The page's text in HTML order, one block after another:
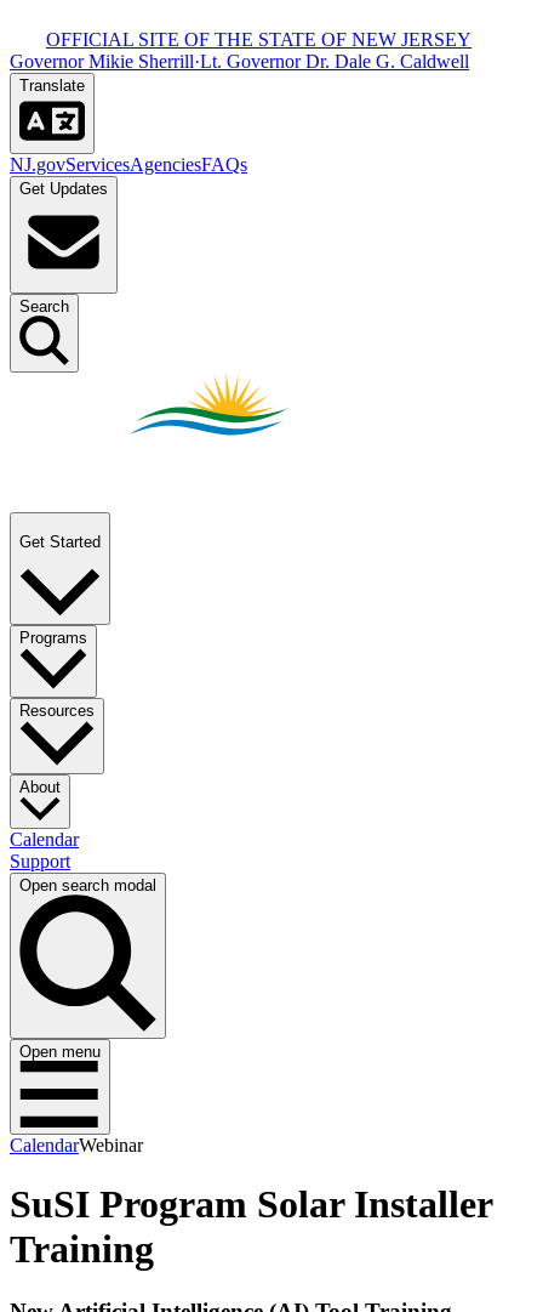
OFFICIAL SITE OF THE STATE OF NEW JERSEY​​​​‌ ‍ ​‍​‍‌‍ ‌ ​‍‌‍‍‌‌‍‌ ‌‍‍‌‌‍ ‍​‍​‍​ ‍‍​‍​‍‌ ​ ‌‍​‌‌‍ ‍‌‍‍‌‌ ‌​‌ ‍‌​‍ ‍‌‍‍‌‌‍ ​‍​‍​‍ ​​‍​‍‌‍‍​‌ ​‍‌‍‌‌‌‍‌‍​‍​‍​ ‍‍​‍​‍‌‍‍​‌ ‌​‌ ‌​‌ ​​​ ‍‍​‍ ​‍ ‌‍ ​‌‍ ‌‍​ ‌‍​‌‌‍ ​‌‍‍​‌‍ ‌ ​ ‌ ‌​​ ‍‍​ ​ ​ ​ ​ ​ ​ ​ ​‍ ‌‍‍‌‌‍ ‍‌ ‌​‌‍‌‌‌‍ ‍‌ ‌​​‍ ‌‍‌‌‌‍‌​‌‍‍‌‌ ‌​​‍ ‌‍ ‌‌‍ ‌‍‌​‌‍‌‌​ ‌‌ ​​‌ ​‍‌‍‌‌‌ ​ ‌‍‌‌‌‍ ‍‌ ‌​‌‍​‌‌ ‌​‌‍‍‌‌‍ ‌‍ ‍​ ‍ ‌‍‍‌‌‍‌​​ ‌‌‍ ‍‌‍‍‍‌​‌ ‌‍ ‌ ‌‍‌​ ​‌‍​‌‌ ‍‌‌‍ ‌ ‌‌‌ ‌​​ ‍ ‌ ‌​‌ ‍‌‌ ​​‌‍‌‌​ ‌‌‍ ‍‌‍‍‍‌‍ ​‌‍​‌‌ ‍‌‌‍ ‌ ‌‌‌ ‌​​ ‍ ‌ ​​‌‍​‌‌ ‌​‌‍‍​​ ‌‌‍‍​‌‍‌‌‌‍​‌‌‍‌​‌‍‌‌‌ ​‍​‍ ‍‌ ​ ‌‍‌‌‌‍​‌‌‍ ​​‍ ‍‌ ‌​‌‍‌‌‌ ‍​‌ ‌​​ ‌‍​‍‌‍​‌‌ ​ ‌‍‌‌‌‌‌‌‌ ​‍‌‍ ​​ ‌‌‍‍​‌ ‌​‌ ‌​‌ ​​​‍‌‌​ ​ ‌​​‌​‍‌‌​ ​‍‌​‌‍​‍‌‌​ ​‍‌​‌‍‌‍ ​‌‍ ‌‍​ ‌‍​‌‌‍ ​‌‍‍​‌‍ ‌ ​ ‌ ‌​​‍‌‌​ ​ ‌​​‌​ ​ ​ ​ ​ ​ ​ ​ ​‍‌‍‌‍‍‌‌‍‌​​ ‌‌‍ ‍‌‍‍‍‌​‌ ‌‍ ‌ ‌‍‌​ ​‌‍​‌‌ ‍‌‌‍ ‌ ‌‌‌ ‌​​‍‌‍‌ ‌​‌ ‍‌‌ ​​‌‍‌‌​ ‌‌‍ ‍‌‍‍‍‌‍ ​‌‍​‌‌ ‍‌‌‍ ‌ ‌‌‌ ‌​​‍‌‍‌ ​​‌‍​‌‌ ‌​‌‍‍​​ ‌‌‍‍​‌‍‌‌‌‍​‌‌‍‌​‌‍‌‌‌ ​‍​‍ ‍‌ ​ ‌‍‌‌‌‍​‌‌‍ ​​‍ ‍‌ ‌​‌‍‌‌‌ ‍​‌ ‌​​‍‌‍‌ ​​‌‍‌‌‌ ​‍‌ ​ ‌ ​​‌‍‌‌‌‍​ ‌ ‌​‌‍‍‌‌ ‌‍‌‍‌‌​ ‌‌ ​​‌ ‌‌‌‍​‍‌‍ ​‌‍‍‌‌ ​ ‌‍‍​‌‍‌‌‌‍‌​​‍​‍‌ ‌
Governor Mikie Sherrill​​​​‌ ‍ ​‍​‍‌‍ ‌ ​‍‌‍‍‌‌‍‌ ‌‍‍‌‌‍ ‍​‍​‍​ ‍‍​‍​‍‌ ​ ‌‍​‌‌‍ ‍‌‍‍‌‌ ‌​‌ ‍‌​‍ ‍‌‍‍‌‌‍ ​‍​‍​‍ ​​‍​‍‌‍‍​‌ ​‍‌‍‌‌‌‍‌‍​‍​‍​ ‍‍​‍​‍‌‍‍​‌ ‌​‌ ‌​‌ ​​​ ‍‍​‍ ​‍ ‌‍ ​‌‍ ‌‍​ ‌‍​‌‌‍ ​‌‍‍​‌‍ ‌ ​ ‌ ‌​​ ‍‍​ ​ ​ ​ ​ ​ ​ ​ ​‍ ‌‍‍‌‌‍ ‍‌ ‌​‌‍‌‌‌‍ ‍‌ ‌​​‍ ‌‍‌‌‌‍‌​‌‍‍‌‌ ‌​​‍ ‌‍ ‌‌‍ ‌‍‌​‌‍‌‌​ ‌‌ ​​‌ ​‍‌‍‌‌‌ ​ ‌‍‌‌‌‍ ‍‌ ‌​‌‍​‌‌ ‌​‌‍‍‌‌‍ ‌‍ ‍​ ‍ ‌‍‍‌‌‍‌​​ ‌‌‍ ‍‌‍‍‍‌​‌ ‌‍ ‌ ‌‍‌​ ​‌‍​‌‌ ‍‌‌‍ ‌ ‌‌‌ ‌​​ ‍ ‌ ‌​‌ ‍‌‌ ​​‌‍‌‌​ ‌‌‍ ‍‌‍‍‍‌‍ ​‌‍​‌‌ ‍‌‌‍ ‌ ‌‌‌ ‌​​ ‍ ‌ ​​‌‍​‌‌ ‌​‌‍‍​​ ‌‌‍‍​‌‍‌‌‌‍​‌‌‍‌​‌‍‌‌‌ ​‍​‍ ‍‌‍ ​‌‍‌‌‌‍​‌‌‍‌​‌‍‌‌‌ ​‍‌ ​ ​‍ ‍‌‍‌ ‌‍ ‌ ‌‍‌‍‌‌‌ ​‍‌‍ ‍‌‍ ‌ ​‍​ ‌‍​‍‌‍​‌‌ ​ ‌‍‌‌‌‌‌‌‌ ​‍‌‍ ​​ ‌‌‍‍​‌ ‌​‌ ‌​‌ ​​​‍‌‌​ ​ ‌​​‌​‍‌‌​ ​‍‌​‌‍​‍‌‌​ ​‍‌​‌‍‌‍ ​‌‍ ‌‍​ ‌‍​‌‌‍ ​‌‍‍​‌‍ ‌ ​ ‌ ‌​​‍‌‌​ ​ ‌​​‌​ ​ ​ ​ ​ ​ ​ ​ ​‍‌‍‌‍‍‌‌‍‌​​ ‌‌‍ ‍‌‍‍‍‌​‌ ‌‍ ‌ ‌‍‌​ ​‌‍​‌‌ ‍‌‌‍ ‌ ‌‌‌ ‌​​‍‌‍‌ ‌​‌ ‍‌‌ ​​‌‍‌‌​ ‌‌‍ ‍‌‍‍‍‌‍ ​‌‍​‌‌ ‍‌‌‍ ‌ ‌‌‌ ‌​​‍‌‍‌ ​​‌‍​‌‌ ‌​‌‍‍​​ ‌‌‍‍​‌‍‌‌‌‍​‌‌‍‌​‌‍‌‌‌ ​‍​‍ ‍‌‍ ​‌‍‌‌‌‍​‌‌‍‌​‌‍‌‌‌ ​‍‌ ​ ​‍ ‍‌‍‌ ‌‍ ‌ ‌‍‌‍‌‌‌ ​‍‌‍ ‍‌‍ ‌ ​‍​‍‌‍‌ ​​‌‍‌‌‌ ​‍‌ ​ ‌ ​​‌‍‌‌‌‍​ ‌ ‌​‌‍‍‌‌ ‌‍‌‍‌‌​ ‌‌ ​​‌ ‌‌‌‍​‍‌‍ ​‌‍‍‌‌ ​ ‌‍‍​‌‍‌‌‌‍‌​​‍​‍‌ ‌·Lt. Governor Dr. Dale G. Caldwell​​​​‌ ‍ ​‍​‍‌‍ ‌ ​‍‌‍‍‌‌‍‌ ‌‍‍‌‌‍ ‍​‍​‍​ ‍‍​‍​‍‌ ​ ‌‍​‌‌‍ ‍‌‍‍‌‌ ‌​‌ ‍‌​‍ ‍‌‍‍‌‌‍ ​‍​‍​‍ ​​‍​‍‌‍‍​‌ ​‍‌‍‌‌‌‍‌‍​‍​‍​ ‍‍​‍​‍‌‍‍​‌ ‌​‌ ‌​‌ ​​​ ‍‍​‍ ​‍ ‌‍ ​‌‍ ‌‍​ ‌‍​‌‌‍ ​‌‍‍​‌‍ ‌ ​ ‌ ‌​​ ‍‍​ ​ ​ ​ ​ ​ ​ ​ ​‍ ‌‍‍‌‌‍ ‍‌ ‌​‌‍‌‌‌‍ ‍‌ ‌​​‍ ‌‍‌‌‌‍‌​‌‍‍‌‌ ‌​​‍ ‌‍ ‌‌‍ ‌‍‌​‌‍‌‌​ ‌‌ ​​‌ ​‍‌‍‌‌‌ ​ ‌‍‌‌‌‍ ‍‌ ‌​‌‍​‌‌ ‌​‌‍‍‌‌‍ ‌‍ ‍​ ‍ ‌‍‍‌‌‍‌​​ ‌‌‍ ‍‌‍‍‍‌​‌ ‌‍ ‌ ‌‍‌​ ​‌‍​‌‌ ‍‌‌‍ ‌ ‌‌‌ ‌​​ ‍ ‌ ‌​‌ ‍‌‌ ​​‌‍‌‌​ ‌‌‍ ‍‌‍‍‍‌‍ ​‌‍​‌‌ ‍‌‌‍ ‌ ‌‌‌ ‌​​ ‍ ‌ ​​‌‍​‌‌ ‌​‌‍‍​​ ‌‌‍‍​‌‍‌‌‌‍​‌‌‍‌​‌‍‌‌‌ ​‍​‍ ‍‌‍ ​‌‍‌‌‌‍​‌‌‍‌​‌‍‌‌‌ ​‍‌ ​ ​‍ ‍‌‍ ​‌ ‌​‌​‌ ‌‍ ‌ ‌‍‌‍‌‌‌ ​‍‌‍ ‍‌‍ ‌ ​‍​ ‌‍​‍‌‍​‌‌ ​ ‌‍‌‌‌‌‌‌‌ ​‍‌‍ ​​ ‌‌‍‍​‌ ‌​‌ ‌​‌ ​​​‍‌‌​ ​ ‌​​‌​‍‌‌​ ​‍‌​‌‍​‍‌‌​ ​‍‌​‌‍‌‍ ​‌‍ ‌‍​ ‌‍​‌‌‍ ​‌‍‍​‌‍ ‌ ​ ‌ ‌​​‍‌‌​ ​ ‌​​‌​ ​ ​ ​ ​ ​ ​ ​ ​‍‌‍‌‍‍‌‌‍‌​​ ‌‌‍ ‍‌‍‍‍‌​‌ ‌‍ ‌ ‌‍‌​ ​‌‍​‌‌ ‍‌‌‍ ‌ ‌‌‌ ‌​​‍‌‍‌ ‌​‌ ‍‌‌ ​​‌‍‌‌​ ‌‌‍ ‍‌‍‍‍‌‍ ​‌‍​‌‌ ‍‌‌‍ ‌ ‌‌‌ ‌​​‍‌‍‌ ​​‌‍​‌‌ ‌​‌‍‍​​ ‌‌‍‍​‌‍‌‌‌‍​‌‌‍‌​‌‍‌‌‌ ​‍​‍ ‍‌‍ ​‌‍‌‌‌‍​‌‌‍‌​‌‍‌‌‌ ​‍‌ ​ ​‍ ‍‌‍ ​‌ ‌​‌​‌ ‌‍ ‌ ‌‍‌‍‌‌‌ ​‍‌‍ ‍‌‍ ‌ ​‍​‍‌‍‌ ​​‌‍‌‌‌ ​‍‌ ​ ‌ ​​‌‍‌‌‌‍​ ‌ ‌​‌‍‍‌‌ ‌‍‌‍‌‌​ ‌‌ ​​‌ ‌‌‌‍​‍‌‍ ​‌‍‍‌‌ ​ ‌‍‍​‌‍‌‌‌‍‌​​‍​‍‌ ‌
Translate​​​​‌ ‍ ​‍​‍‌‍ ‌ ​‍‌‍‍‌‌‍‌ ‌‍‍‌‌‍ ‍​‍​‍​ ‍‍​‍​‍‌ ​ ‌‍​‌‌‍ ‍‌‍‍‌‌ ‌​‌ ‍‌​‍ ‍‌‍‍‌‌‍ ​‍​‍​‍ ​​‍​‍‌‍‍​‌ ​‍‌‍‌‌‌‍‌‍​‍​‍​ ‍‍​‍​‍‌‍‍​‌ ‌​‌ ‌​‌ ​​​ ‍‍​‍ ​‍ ‌‍ ​‌‍ ‌‍​ ‌‍​‌‌‍ ​‌‍‍​‌‍ ‌ ​ ‌ ‌​​ ‍‍​ ​ ​ ​ ​ ​ ​ ​ ​‍ ‌‍‍‌‌‍ ‍‌ ‌​‌‍‌‌‌‍ ‍‌ ‌​​‍ ‌‍‌‌‌‍‌​‌‍‍‌‌ ‌​​‍ ‌‍ ‌‌‍ ‌‍‌​‌‍‌‌​ ‌‌ ​​‌ ​‍‌‍‌‌‌ ​ ‌‍‌‌‌‍ ‍‌ ‌​‌‍​‌‌ ‌​‌‍‍‌‌‍ ‌‍ ‍​ ‍ ‌‍‍‌‌‍‌​​ ‌‌‍ ‍‌‍‍‍‌​‌ ‌‍ ‌ ‌‍‌​ ​‌‍​‌‌ ‍‌‌‍ ‌ ‌‌‌ ‌​​ ‍ ‌ ‌​‌ ‍‌‌ ​​‌‍‌‌​ ‌‌‍ ‍‌‍‍‍‌‍ ​‌‍​‌‌ ‍‌‌‍ ‌ ‌‌‌ ‌​​ ‍ ‌ ​​‌‍​‌‌ ‌​‌‍‍​​ ‌‌‍‍​‌‍‌‌‌‍​‌‌‍‌​‌‍‌‌‌ ​‍​‍ ‍‌ ‌​‌ ​‍‌‍​‌‌‍ ‍‌ ​ ‌‍ ​‌‍​‌‌ ‌​‌‍‍‌‌‍ ‌‍ ‍‌ ​ ​‍ ‍‌‍​‍‌ ‌​‌‍ ‍​ ‌‍​‍‌‍​‌‌ ​ ‌‍‌‌‌‌‌‌‌ ​‍‌‍ ​​ ‌‌‍‍​‌ ‌​‌ ‌​‌ ​​​‍‌‌​ ​ ‌​​‌​‍‌‌​ ​‍‌​‌‍​‍‌‌​ ​‍‌​‌‍‌‍ ​‌‍ ‌‍​ ‌‍​‌‌‍ ​‌‍‍​‌‍ ‌ ​ ‌ ‌​​‍‌‌​ ​ ‌​​‌​ ​ ​ ​ ​ ​ ​ ​ ​‍‌‍‌‍‍‌‌‍‌​​ ‌‌‍ ‍‌‍‍‍‌​‌ ‌‍ ‌ ‌‍‌​ ​‌‍​‌‌ ‍‌‌‍ ‌ ‌‌‌ ‌​​‍‌‍‌ ‌​‌ ‍‌‌ ​​‌‍‌‌​ ‌‌‍ ‍‌‍‍‍‌‍ ​‌‍​‌‌ ‍‌‌‍ ‌ ‌‌‌ ‌​​‍‌‍‌ ​​‌‍​‌‌ ‌​‌‍‍​​ ‌‌‍‍​‌‍‌‌‌‍​‌‌‍‌​‌‍‌‌‌ ​‍​‍ ‍‌ ‌​‌ ​‍‌‍​‌‌‍ ‍‌ ​ ‌‍ ​‌‍​‌‌ ‌​‌‍‍‌‌‍ ‌‍ ‍‌ ​ ​‍ ‍‌‍​‍‌ ‌​‌‍ ‍​‍‌‍‌ ​​‌‍‌‌‌ ​‍‌ ​ ‌ ​​‌‍‌‌‌‍​ ‌ ‌​‌‍‍‌‌ ‌‍‌‍‌‌​ ‌‌ ​​‌ ‌‌‌‍​‍‌‍ ​‌‍‍‌‌ ​ ‌‍‍​‌‍‌‌‌‍‌​​‍​‍‌ ‌
NJ.gov​​​​‌ ‍ ​‍​‍‌‍ ‌ ​‍‌‍‍‌‌‍‌ ‌‍‍‌‌‍ ‍​‍​‍​ ‍‍​‍​‍‌ ​ ‌‍​‌‌‍ ‍‌‍‍‌‌ ‌​‌ ‍‌​‍ ‍‌‍‍‌‌‍ ​‍​‍​‍ ​​‍​‍‌‍‍​‌ ​‍‌‍‌‌‌‍‌‍​‍​‍​ ‍‍​‍​‍‌‍‍​‌ ‌​‌ ‌​‌ ​​​ ‍‍​‍ ​‍ ‌‍ ​‌‍ ‌‍​ ‌‍​‌‌‍ ​‌‍‍​‌‍ ‌ ​ ‌ ‌​​ ‍‍​ ​ ​ ​ ​ ​ ​ ​ ​‍ ‌‍‍‌‌‍ ‍‌ ‌​‌‍‌‌‌‍ ‍‌ ‌​​‍ ‌‍‌‌‌‍‌​‌‍‍‌‌ ‌​​‍ ‌‍ ‌‌‍ ‌‍‌​‌‍‌‌​ ‌‌ ​​‌ ​‍‌‍‌‌‌ ​ ‌‍‌‌‌‍ ‍‌ ‌​‌‍​‌‌ ‌​‌‍‍‌‌‍ ‌‍ ‍​ ‍ ‌‍‍‌‌‍‌​​ ‌‌‍ ‍‌‍‍‍‌​‌ ‌‍ ‌ ‌‍‌​ ​‌‍​‌‌ ‍‌‌‍ ‌ ‌‌‌ ‌​​ ‍ ‌ ‌​‌ ‍‌‌ ​​‌‍‌‌​ ‌‌‍ ‍‌‍‍‍‌‍ ​‌‍​‌‌ ‍‌‌‍ ‌ ‌‌‌ ‌​​ ‍ ‌ ​​‌‍​‌‌ ‌​‌‍‍​​ ‌‌‍‍​‌‍‌‌‌‍​‌‌‍‌​‌‍‌‌‌ ​‍​‍ ‍‌‍ ​‌‍‍‌‌‍ ‍‌‍‍ ‌ ​ ​‍‌‌​ ‌‌‌​​‍‌‌ ‌‍‍ ‌‍‌‌‌ ‍‌​‍‌‌​ ​ ‌​‌​​‍‌‌​ ​ ‌​‌​​‍‌‌​ ​‍​ ​‍​ ​‍‌‍‌‍‌‍​ ‌‍​ ​ ​ ‌‍​‍​ ‍​‌‍‌‌​ ​​​ ​ ‌‍​‍​ ​​​‍‌‌​ ​‍​ ​‍​‍‌‌​ ‌‌‌​‌​​‍ ‍‌ ‌​‌‍‌‌‌ ‍​‌ ‌​​ ‌‍​‍‌‍​‌‌ ​ ‌‍‌‌‌‌‌‌‌ ​‍‌‍ ​​ ‌‌‍‍​‌ ‌​‌ ‌​‌ ​​​‍‌‌​ ​ ‌​​‌​‍‌‌​ ​‍‌​‌‍​‍‌‌​ ​‍‌​‌‍‌‍ ​‌‍ ‌‍​ ‌‍​‌‌‍ ​‌‍‍​‌‍ ‌ ​ ‌ ‌​​‍‌‌​ ​ ‌​​‌​ ​ ​ ​ ​ ​ ​ ​ ​‍‌‍‌‍‍‌‌‍‌​​ ‌‌‍ ‍‌‍‍‍‌​‌ ‌‍ ‌ ‌‍‌​ ​‌‍​‌‌ ‍‌‌‍ ‌ ‌‌‌ ‌​​‍‌‍‌ ‌​‌ ‍‌‌ ​​‌‍‌‌​ ‌‌‍ ‍‌‍‍‍‌‍ ​‌‍​‌‌ ‍‌‌‍ ‌ ‌‌‌ ‌​​‍‌‍‌ ​​‌‍​‌‌ ‌​‌‍‍​​ ‌‌‍‍​‌‍‌‌‌‍​‌‌‍‌​‌‍‌‌‌ ​‍​‍ ‍‌‍ ​‌‍‍‌‌‍ ‍‌‍‍ ‌ ​ ​‍‌‌​ ‌‌‌​​‍‌‌ ‌‍‍ ‌‍‌‌‌ ‍‌​‍‌‌​ ​ ‌​‌​​‍‌‌​ ​ ‌​‌​​‍‌‌​ ​‍​ ​‍​ ​‍‌‍‌‍‌‍​ ‌‍​ ​ ​ ‌‍​‍​ ‍​‌‍‌‌​ ​​​ ​ ‌‍​‍​ ​​​‍‌‌​ ​‍​ ​‍​‍‌‌​ ‌‌‌​‌​​‍ ‍‌ ‌​‌‍‌‌‌ ‍​‌ ‌​​‍‌‍‌ ​​‌‍‌‌‌ ​‍‌ ​ ‌ ​​‌‍‌‌‌‍​ ‌ ‌​‌‍‍‌‌ ‌‍‌‍‌‌​ ‌‌ ​​‌ ‌‌‌‍​‍‌‍ ​‌‍‍‌‌ ​ ‌‍‍​‌‍‌‌‌‍‌​​‍​‍‌ ‌Services​​​​‌ ‍ ​‍​‍‌‍ ‌ ​‍‌‍‍‌‌‍‌ ‌‍‍‌‌‍ ‍​‍​‍​ ‍‍​‍​‍‌ ​ ‌‍​‌‌‍ ‍‌‍‍‌‌ ‌​‌ ‍‌​‍ ‍‌‍‍‌‌‍ ​‍​‍​‍ ​​‍​‍‌‍‍​‌ ​‍‌‍‌‌‌‍‌‍​‍​‍​ ‍‍​‍​‍‌‍‍​‌ ‌​‌ ‌​‌ ​​​ ‍‍​‍ ​‍ ‌‍ ​‌‍ ‌‍​ ‌‍​‌‌‍ ​‌‍‍​‌‍ ‌ ​ ‌ ‌​​ ‍‍​ ​ ​ ​ ​ ​ ​ ​ ​‍ ‌‍‍‌‌‍ ‍‌ ‌​‌‍‌‌‌‍ ‍‌ ‌​​‍ ‌‍‌‌‌‍‌​‌‍‍‌‌ ‌​​‍ ‌‍ ‌‌‍ ‌‍‌​‌‍‌‌​ ‌‌ ​​‌ ​‍‌‍‌‌‌ ​ ‌‍‌‌‌‍ ‍‌ ‌​‌‍​‌‌ ‌​‌‍‍‌‌‍ ‌‍ ‍​ ‍ ‌‍‍‌‌‍‌​​ ‌‌‍ ‍‌‍‍‍‌​‌ ‌‍ ‌ ‌‍‌​ ​‌‍​‌‌ ‍‌‌‍ ‌ ‌‌‌ ‌​​ ‍ ‌ ‌​‌ ‍‌‌ ​​‌‍‌‌​ ‌‌‍ ‍‌‍‍‍‌‍ ​‌‍​‌‌ ‍‌‌‍ ‌ ‌‌‌ ‌​​ ‍ ‌ ​​‌‍​‌‌ ‌​‌‍‍​​ ‌‌‍‍​‌‍‌‌‌‍​‌‌‍‌​‌‍‌‌‌ ​‍​‍ ‍‌‍ ​‌‍‍‌‌‍ ‍‌‍‍ ‌ ​ ​‍‌‌​ ‌‌‌​​‍‌‌ ‌‍‍ ‌‍‌‌‌ ‍‌​‍‌‌​ ​ ‌​‌​​‍‌‌​ ​ ‌​‌​​‍‌‌​ ​‍​ ​‍​ ​‍​ ‍​​ ‌ ​ ‍‌​ ​‍‌‍​ ‌‍​ ‌‍‌‍​ ​ ​ ‌ ​ ‌​​ ‌​​‍‌‌​ ​‍​ ​‍​‍‌‌​ ‌‌‌​‌​​‍ ‍‌ ‌​‌‍‌‌‌ ‍​‌ ‌​​ ‌‍​‍‌‍​‌‌ ​ ‌‍‌‌‌‌‌‌‌ ​‍‌‍ ​​ ‌‌‍‍​‌ ‌​‌ ‌​‌ ​​​‍‌‌​ ​ ‌​​‌​‍‌‌​ ​‍‌​‌‍​‍‌‌​ ​‍‌​‌‍‌‍ ​‌‍ ‌‍​ ‌‍​‌‌‍ ​‌‍‍​‌‍ ‌ ​ ‌ ‌​​‍‌‌​ ​ ‌​​‌​ ​ ​ ​ ​ ​ ​ ​ ​‍‌‍‌‍‍‌‌‍‌​​ ‌‌‍ ‍‌‍‍‍‌​‌ ‌‍ ‌ ‌‍‌​ ​‌‍​‌‌ ‍‌‌‍ ‌ ‌‌‌ ‌​​‍‌‍‌ ‌​‌ ‍‌‌ ​​‌‍‌‌​ ‌‌‍ ‍‌‍‍‍‌‍ ​‌‍​‌‌ ‍‌‌‍ ‌ ‌‌‌ ‌​​‍‌‍‌ ​​‌‍​‌‌ ‌​‌‍‍​​ ‌‌‍‍​‌‍‌‌‌‍​‌‌‍‌​‌‍‌‌‌ ​‍​‍ ‍‌‍ ​‌‍‍‌‌‍ ‍‌‍‍ ‌ ​ ​‍‌‌​ ‌‌‌​​‍‌‌ ‌‍‍ ‌‍‌‌‌ ‍‌​‍‌‌​ ​ ‌​‌​​‍‌‌​ ​ ‌​‌​​‍‌‌​ ​‍​ ​‍​ ​‍​ ‍​​ ‌ ​ ‍‌​ ​‍‌‍​ ‌‍​ ‌‍‌‍​ ​ ​ ‌ ​ ‌​​ ‌​​‍‌‌​ ​‍​ ​‍​‍‌‌​ ‌‌‌​‌​​‍ ‍‌ ‌​‌‍‌‌‌ ‍​‌ ‌​​‍‌‍‌ ​​‌‍‌‌‌ ​‍‌ ​ ‌ ​​‌‍‌‌‌‍​ ‌ ‌​‌‍‍‌‌ ‌‍‌‍‌‌​ ‌‌ ​​‌ ‌‌‌‍​‍‌‍ ​‌‍‍‌‌ ​ ‌‍‍​‌‍‌‌‌‍‌​​‍​‍‌ ‌Agencies​​​​‌ ‍ ​‍​‍‌‍ ‌ ​‍‌‍‍‌‌‍‌ ‌‍‍‌‌‍ ‍​‍​‍​ ‍‍​‍​‍‌ ​ ‌‍​‌‌‍ ‍‌‍‍‌‌ ‌​‌ ‍‌​‍ ‍‌‍‍‌‌‍ ​‍​‍​‍ ​​‍​‍‌‍‍​‌ ​‍‌‍‌‌‌‍‌‍​‍​‍​ ‍‍​‍​‍‌‍‍​‌ ‌​‌ ‌​‌ ​​​ ‍‍​‍ ​‍ ‌‍ ​‌‍ ‌‍​ ‌‍​‌‌‍ ​‌‍‍​‌‍ ‌ ​ ‌ ‌​​ ‍‍​ ​ ​ ​ ​ ​ ​ ​ ​‍ ‌‍‍‌‌‍ ‍‌ ‌​‌‍‌‌‌‍ ‍‌ ‌​​‍ ‌‍‌‌‌‍‌​‌‍‍‌‌ ‌​​‍ ‌‍ ‌‌‍ ‌‍‌​‌‍‌‌​ ‌‌ ​​‌ ​‍‌‍‌‌‌ ​ ‌‍‌‌‌‍ ‍‌ ‌​‌‍​‌‌ ‌​‌‍‍‌‌‍ ‌‍ ‍​ ‍ ‌‍‍‌‌‍‌​​ ‌‌‍ ‍‌‍‍‍‌​‌ ‌‍ ‌ ‌‍‌​ ​‌‍​‌‌ ‍‌‌‍ ‌ ‌‌‌ ‌​​ ‍ ‌ ‌​‌ ‍‌‌ ​​‌‍‌‌​ ‌‌‍ ‍‌‍‍‍‌‍ ​‌‍​‌‌ ‍‌‌‍ ‌ ‌‌‌ ‌​​ ‍ ‌ ​​‌‍​‌‌ ‌​‌‍‍​​ ‌‌‍‍​‌‍‌‌‌‍​‌‌‍‌​‌‍‌‌‌ ​‍​‍ ‍‌‍ ​‌‍‍‌‌‍ ‍‌‍‍ ‌ ​ ​‍‌‌​ ‌‌‌​​‍‌‌ ‌‍‍ ‌‍‌‌‌ ‍‌​‍‌‌​ ​ ‌​‌​​‍‌‌​ ​ ‌​‌​​‍‌‌​ ​‍​ ​‍​ ‌ ‌‍‌​​ ​‌‌‍‌‍​ ​ ​ ​​‌‍​ ‌‍​‍​ ‌ ‌‍‌​​ ‍​​ ​ ​‍‌‌​ ​‍​ ​‍​‍‌‌​ ‌‌‌​‌​​‍ ‍‌ ‌​‌‍‌‌‌ ‍​‌ ‌​​ ‌‍​‍‌‍​‌‌ ​ ‌‍‌‌‌‌‌‌‌ ​‍‌‍ ​​ ‌‌‍‍​‌ ‌​‌ ‌​‌ ​​​‍‌‌​ ​ ‌​​‌​‍‌‌​ ​‍‌​‌‍​‍‌‌​ ​‍‌​‌‍‌‍ ​‌‍ ‌‍​ ‌‍​‌‌‍ ​‌‍‍​‌‍ ‌ ​ ‌ ‌​​‍‌‌​ ​ ‌​​‌​ ​ ​ ​ ​ ​ ​ ​ ​‍‌‍‌‍‍‌‌‍‌​​ ‌‌‍ ‍‌‍‍‍‌​‌ ‌‍ ‌ ‌‍‌​ ​‌‍​‌‌ ‍‌‌‍ ‌ ‌‌‌ ‌​​‍‌‍‌ ‌​‌ ‍‌‌ ​​‌‍‌‌​ ‌‌‍ ‍‌‍‍‍‌‍ ​‌‍​‌‌ ‍‌‌‍ ‌ ‌‌‌ ‌​​‍‌‍‌ ​​‌‍​‌‌ ‌​‌‍‍​​ ‌‌‍‍​‌‍‌‌‌‍​‌‌‍‌​‌‍‌‌‌ ​‍​‍ ‍‌‍ ​‌‍‍‌‌‍ ‍‌‍‍ ‌ ​ ​‍‌‌​ ‌‌‌​​‍‌‌ ‌‍‍ ‌‍‌‌‌ ‍‌​‍‌‌​ ​ ‌​‌​​‍‌‌​ ​ ‌​‌​​‍‌‌​ ​‍​ ​‍​ ‌ ‌‍‌​​ ​‌‌‍‌‍​ ​ ​ ​​‌‍​ ‌‍​‍​ ‌ ‌‍‌​​ ‍​​ ​ ​‍‌‌​ ​‍​ ​‍​‍‌‌​ ‌‌‌​‌​​‍ ‍‌ ‌​‌‍‌‌‌ ‍​‌ ‌​​‍‌‍‌ ​​‌‍‌‌‌ ​‍‌ ​ ‌ ​​‌‍‌‌‌‍​ ‌ ‌​‌‍‍‌‌ ‌‍‌‍‌‌​ ‌‌ ​​‌ ‌‌‌‍​‍‌‍ ​‌‍‍‌‌ ​ ‌‍‍​‌‍‌‌‌‍‌​​‍​‍‌ ‌FAQs​​​​‌ ‍ ​‍​‍‌‍ ‌ ​‍‌‍‍‌‌‍‌ ‌‍‍‌‌‍ ‍​‍​‍​ ‍‍​‍​‍‌ ​ ‌‍​‌‌‍ ‍‌‍‍‌‌ ‌​‌ ‍‌​‍ ‍‌‍‍‌‌‍ ​‍​‍​‍ ​​‍​‍‌‍‍​‌ ​‍‌‍‌‌‌‍‌‍​‍​‍​ ‍‍​‍​‍‌‍‍​‌ ‌​‌ ‌​‌ ​​​ ‍‍​‍ ​‍ ‌‍ ​‌‍ ‌‍​ ‌‍​‌‌‍ ​‌‍‍​‌‍ ‌ ​ ‌ ‌​​ ‍‍​ ​ ​ ​ ​ ​ ​ ​ ​‍ ‌‍‍‌‌‍ ‍‌ ‌​‌‍‌‌‌‍ ‍‌ ‌​​‍ ‌‍‌‌‌‍‌​‌‍‍‌‌ ‌​​‍ ‌‍ ‌‌‍ ‌‍‌​‌‍‌‌​ ‌‌ ​​‌ ​‍‌‍‌‌‌ ​ ‌‍‌‌‌‍ ‍‌ ‌​‌‍​‌‌ ‌​‌‍‍‌‌‍ ‌‍ ‍​ ‍ ‌‍‍‌‌‍‌​​ ‌‌‍ ‍‌‍‍‍‌​‌ ‌‍ ‌ ‌‍‌​ ​‌‍​‌‌ ‍‌‌‍ ‌ ‌‌‌ ‌​​ ‍ ‌ ‌​‌ ‍‌‌ ​​‌‍‌‌​ ‌‌‍ ‍‌‍‍‍‌‍ ​‌‍​‌‌ ‍‌‌‍ ‌ ‌‌‌ ‌​​ ‍ ‌ ​​‌‍​‌‌ ‌​‌‍‍​​ ‌‌‍‍​‌‍‌‌‌‍​‌‌‍‌​‌‍‌‌‌ ​‍​‍ ‍‌‍ ​‌‍‍‌‌‍ ‍‌‍‍ ‌ ​ ​‍‌‌​ ‌‌‌​​‍‌‌ ‌‍‍ ‌‍‌‌‌ ‍‌​‍‌‌​ ​ ‌​‌​​‍‌‌​ ​ ‌​‌​​‍‌‌​ ​‍​ ​‍‌‍​ ​ ‌‍​ ‍​‌‍​ ‌‍​‍​ ​‌​ ​​​ ‌‌‌‍​ ​ ‌‌​ ​‌‌‍​‍​‍‌‌​ ​‍​ ​‍​‍‌‌​ ‌‌‌​‌​​‍ ‍‌ ‌​‌‍‌‌‌ ‍​‌ ‌​​ ‌‍​‍‌‍​‌‌ ​ ‌‍‌‌‌‌‌‌‌ ​‍‌‍ ​​ ‌‌‍‍​‌ ‌​‌ ‌​‌ ​​​‍‌‌​ ​ ‌​​‌​‍‌‌​ ​‍‌​‌‍​‍‌‌​ ​‍‌​‌‍‌‍ ​‌‍ ‌‍​ ‌‍​‌‌‍ ​‌‍‍​‌‍ ‌ ​ ‌ ‌​​‍‌‌​ ​ ‌​​‌​ ​ ​ ​ ​ ​ ​ ​ ​‍‌‍‌‍‍‌‌‍‌​​ ‌‌‍ ‍‌‍‍‍‌​‌ ‌‍ ‌ ‌‍‌​ ​‌‍​‌‌ ‍‌‌‍ ‌ ‌‌‌ ‌​​‍‌‍‌ ‌​‌ ‍‌‌ ​​‌‍‌‌​ ‌‌‍ ‍‌‍‍‍‌‍ ​‌‍​‌‌ ‍‌‌‍ ‌ ‌‌‌ ‌​​‍‌‍‌ ​​‌‍​‌‌ ‌​‌‍‍​​ ‌‌‍‍​‌‍‌‌‌‍​‌‌‍‌​‌‍‌‌‌ ​‍​‍ ‍‌‍ ​‌‍‍‌‌‍ ‍‌‍‍ ‌ ​ ​‍‌‌​ ‌‌‌​​‍‌‌ ‌‍‍ ‌‍‌‌‌ ‍‌​‍‌‌​ ​ ‌​‌​​‍‌‌​ ​ ‌​‌​​‍‌‌​ ​‍​ ​‍‌‍​ ​ ‌‍​ ‍​‌‍​ ‌‍​‍​ ​‌​ ​​​ ‌‌‌‍​ ​ ‌‌​ ​‌‌‍​‍​‍‌‌​ ​‍​ ​‍​‍‌‌​ ‌‌‌​‌​​‍ ‍‌ ‌​‌‍‌‌‌ ‍​‌ ‌​​‍‌‍‌ ​​‌‍‌‌‌ ​‍‌ ​ ‌ ​​‌‍‌‌‌‍​ ‌ ‌​‌‍‍‌‌ ‌‍‌‍‌‌​ ‌‌ ​​‌ ‌‌‌‍​‍‌‍ ​‌‍‍‌‌ ​ ‌‍‍​‌‍‌‌‌‍‌​​‍​‍‌ ‌
Get Updates​​​​‌ ‍ ​‍​‍‌‍ ‌ ​‍‌‍‍‌‌‍‌ ‌‍‍‌‌‍ ‍​‍​‍​ ‍‍​‍​‍‌ ​ ‌‍​‌‌‍ ‍‌‍‍‌‌ ‌​‌ ‍‌​‍ ‍‌‍‍‌‌‍ ​‍​‍​‍ ​​‍​‍‌‍‍​‌ ​‍‌‍‌‌‌‍‌‍​‍​‍​ ‍‍​‍​‍‌‍‍​‌ ‌​‌ ‌​‌ ​​​ ‍‍​‍ ​‍ ‌‍ ​‌‍ ‌‍​ ‌‍​‌‌‍ ​‌‍‍​‌‍ ‌ ​ ‌ ‌​​ ‍‍​ ​ ​ ​ ​ ​ ​ ​ ​‍ ‌‍‍‌‌‍ ‍‌ ‌​‌‍‌‌‌‍ ‍‌ ‌​​‍ ‌‍‌‌‌‍‌​‌‍‍‌‌ ‌​​‍ ‌‍ ‌‌‍ ‌‍‌​‌‍‌‌​ ‌‌ ​​‌ ​‍‌‍‌‌‌ ​ ‌‍‌‌‌‍ ‍‌ ‌​‌‍​‌‌ ‌​‌‍‍‌‌‍ ‌‍ ‍​ ‍ ‌‍‍‌‌‍‌​​ ‌‌‍ ‍‌‍‍‍‌​‌ ‌‍ ‌ ‌‍‌​ ​‌‍​‌‌ ‍‌‌‍ ‌ ‌‌‌ ‌​​ ‍ ‌ ‌​‌ ‍‌‌ ​​‌‍‌‌​ ‌‌‍ ‍‌‍‍‍‌‍ ​‌‍​‌‌ ‍‌‌‍ ‌ ‌‌‌ ‌​​ ‍ ‌ ​​‌‍​‌‌ ‌​‌‍‍​​ ‌‌‍‍​‌‍‌‌‌‍​‌‌‍‌​‌‍‌‌‌ ​‍​‍ ‍‌‍ ‍‌‍‌‌‌ ‌ ‌ ​ ‌‍ ​‌‍‌‌‌ ‌​‌ ‌​‌‍‌‌‌ ​‍​‍ ‍‌‍​‍‌ ‌​‌‍ ‍​ ‌‍​‍‌‍​‌‌ ​ ‌‍‌‌‌‌‌‌‌ ​‍‌‍ ​​ ‌‌‍‍​‌ ‌​‌ ‌​‌ ​​​‍‌‌​ ​ ‌​​‌​‍‌‌​ ​‍‌​‌‍​‍‌‌​ ​‍‌​‌‍‌‍ ​‌‍ ‌‍​ ‌‍​‌‌‍ ​‌‍‍​‌‍ ‌ ​ ‌ ‌​​‍‌‌​ ​ ‌​​‌​ ​ ​ ​ ​ ​ ​ ​ ​‍‌‍‌‍‍‌‌‍‌​​ ‌‌‍ ‍‌‍‍‍‌​‌ ‌‍ ‌ ‌‍‌​ ​‌‍​‌‌ ‍‌‌‍ ‌ ‌‌‌ ‌​​‍‌‍‌ ‌​‌ ‍‌‌ ​​‌‍‌‌​ ‌‌‍ ‍‌‍‍‍‌‍ ​‌‍​‌‌ ‍‌‌‍ ‌ ‌‌‌ ‌​​‍‌‍‌ ​​‌‍​‌‌ ‌​‌‍‍​​ ‌‌‍‍​‌‍‌‌‌‍​‌‌‍‌​‌‍‌‌‌ ​‍​‍ ‍‌‍ ‍‌‍‌‌‌ ‌ ‌ ​ ‌‍ ​‌‍‌‌‌ ‌​‌ ‌​‌‍‌‌‌ ​‍​‍ ‍‌‍​‍‌ ‌​‌‍ ‍​‍‌‍‌ ​​‌‍‌‌‌ ​‍‌ ​ ‌ ​​‌‍‌‌‌‍​ ‌ ‌​‌‍‍‌‌ ‌‍‌‍‌‌​ ‌‌ ​​‌ ‌‌‌‍​‍‌‍ ​‌‍‍‌‌ ​ ‌‍‍​‌‍‌‌‌‍‌​​‍​‍‌ ‌
Search​​​​‌ ‍ ​‍​‍‌‍ ‌ ​‍‌‍‍‌‌‍‌ ‌‍‍‌‌‍ ‍​‍​‍​ ‍‍​‍​‍‌ ​ ‌‍​‌‌‍ ‍‌‍‍‌‌ ‌​‌ ‍‌​‍ ‍‌‍‍‌‌‍ ​‍​‍​‍ ​​‍​‍‌‍‍​‌ ​‍‌‍‌‌‌‍‌‍​‍​‍​ ‍‍​‍​‍‌‍‍​‌ ‌​‌ ‌​‌ ​​​ ‍‍​‍ ​‍ ‌‍ ​‌‍ ‌‍​ ‌‍​‌‌‍ ​‌‍‍​‌‍ ‌ ​ ‌ ‌​​ ‍‍​ ​ ​ ​ ​ ​ ​ ​ ​‍ ‌‍‍‌‌‍ ‍‌ ‌​‌‍‌‌‌‍ ‍‌ ‌​​‍ ‌‍‌‌‌‍‌​‌‍‍‌‌ ‌​​‍ ‌‍ ‌‌‍ ‌‍‌​‌‍‌‌​ ‌‌ ​​‌ ​‍‌‍‌‌‌ ​ ‌‍‌‌‌‍ ‍‌ ‌​‌‍​‌‌ ‌​‌‍‍‌‌‍ ‌‍ ‍​ ‍ ‌‍‍‌‌‍‌​​ ‌‌‍ ‍‌‍‍‍‌​‌ ‌‍ ‌ ‌‍‌​ ​‌‍​‌‌ ‍‌‌‍ ‌ ‌‌‌ ‌​​ ‍ ‌ ‌​‌ ‍‌‌ ​​‌‍‌‌​ ‌‌‍ ‍‌‍‍‍‌‍ ​‌‍​‌‌ ‍‌‌‍ ‌ ‌‌‌ ‌​​ ‍ ‌ ​​‌‍​‌‌ ‌​‌‍‍​​ ‌‌‍‍​‌‍‌‌‌‍​‌‌‍‌​‌‍‌‌‌ ​‍​‍ ‍‌ ​ ‌‍‌‌‌‍​‌‌ ​‍‌‍​ ‌‍‍​​‍ ‍‌‍​‍‌ ‌​‌‍ ‍​ ‌‍​‍‌‍​‌‌ ​ ‌‍‌‌‌‌‌‌‌ ​‍‌‍ ​​ ‌‌‍‍​‌ ‌​‌ ‌​‌ ​​​‍‌‌​ ​ ‌​​‌​‍‌‌​ ​‍‌​‌‍​‍‌‌​ ​‍‌​‌‍‌‍ ​‌‍ ‌‍​ ‌‍​‌‌‍ ​‌‍‍​‌‍ ‌ ​ ‌ ‌​​‍‌‌​ ​ ‌​​‌​ ​ ​ ​ ​ ​ ​ ​ ​‍‌‍‌‍‍‌‌‍‌​​ ‌‌‍ ‍‌‍‍‍‌​‌ ‌‍ ‌ ‌‍‌​ ​‌‍​‌‌ ‍‌‌‍ ‌ ‌‌‌ ‌​​‍‌‍‌ ‌​‌ ‍‌‌ ​​‌‍‌‌​ ‌‌‍ ‍‌‍‍‍‌‍ ​‌‍​‌‌ ‍‌‌‍ ‌ ‌‌‌ ‌​​‍‌‍‌ ​​‌‍​‌‌ ‌​‌‍‍​​ ‌‌‍‍​‌‍‌‌‌‍​‌‌‍‌​‌‍‌‌‌ ​‍​‍ ‍‌ ​ ‌‍‌‌‌‍​‌‌ ​‍‌‍​ ‌‍‍​​‍ ‍‌‍​‍‌ ‌​‌‍ ‍​‍‌‍‌ ​​‌‍‌‌‌ ​‍‌ ​ ‌ ​​‌‍‌‌‌‍​ ‌ ‌​‌‍‍‌‌ ‌‍‌‍‌‌​ ‌‌ ​​‌ ‌‌‌‍​‍‌‍ ​‌‍‍‌‌ ​ ‌‍‍​‌‍‌‌‌‍‌​​‍​‍‌ ‌
Get Started​​​​‌ ‍ ​‍​‍‌‍ ‌ ​‍‌‍‍‌‌‍‌ ‌‍‍‌‌‍ ‍​‍​‍​ ‍‍​‍​‍‌ ​ ‌‍​‌‌‍ ‍‌‍‍‌‌ ‌​‌ ‍‌​‍ ‍‌‍‍‌‌‍ ​‍​‍​‍ ​​‍​‍‌‍‍​‌ ​‍‌‍‌‌‌‍‌‍​‍​‍​ ‍‍​‍​‍‌‍‍​‌ ‌​‌ ‌​‌ ​​​ ‍‍​‍ ​‍ ‌‍ ​‌‍ ‌‍​ ‌‍​‌‌‍ ​‌‍‍​‌‍ ‌ ​ ‌ ‌​​ ‍‍​ ​ ​ ​ ​ ​ ​ ​ ​‍ ‌‍‍‌‌‍ ‍‌ ‌​‌‍‌‌‌‍ ‍‌ ‌​​‍ ‌‍‌‌‌‍‌​‌‍‍‌‌ ‌​​‍ ‌‍ ‌‌‍ ‌‍‌​‌‍‌‌​ ‌‌ ​​‌ ​‍‌‍‌‌‌ ​ ‌‍‌‌‌‍ ‍‌ ‌​‌‍​‌‌ ‌​‌‍‍‌‌‍ ‌‍ ‍​ ‍ ‌‍‍‌‌‍‌​​ ‌‌ ​ ‌‍‍‌‌ ‌​‌‍‌‌‌​‍​‌‍‌‌‌‍​‌‌‍‌​‌‍‌‌‌ ​‍​ ‍ ‌ ‌​‌ ‍‌‌ ​​‌‍‌‌​ ‌‌‍‍​‌‍‌‌‌‍​‌‌‍‌​‌‍‌‌‌ ​‍​ ‍ ‌ ​​‌‍​‌‌ ‌​‌‍‍​​ ‌‌‍‌ ‌‍‌‌‌ ‌​‌‌​ ‌ ‌​‌‍​‌‌ ​‍‌ ‌​‌‍‌‌‌‍‌​‌​ ‌‌‍‌‌‌‍ ‍‌ ‌‌​‍ ‍‌‍​‍‌ ‌​‌‍ ‍‌‌‌​‌‍‌‌‌ ‍​‌ ‌​​ ‌‍​‍‌‍​‌‌ ​ ‌‍‌‌‌‌‌‌‌ ​‍‌‍ ​​ ‌‌‍‍​‌ ‌​‌ ‌​‌ ​​​‍‌‌​ ​ ‌​​‌​‍‌‌​ ​‍‌​‌‍​‍‌‌​ ​‍‌​‌‍‌‍ ​‌‍ ‌‍​ ‌‍​‌‌‍ ​‌‍‍​‌‍ ‌ ​ ‌ ‌​​‍‌‌​ ​ ‌​​‌​ ​ ​ ​ ​ ​ ​ ​ ​‍‌‍‌‍‍‌‌‍‌​​ ‌‌ ​ ‌‍‍‌‌ ‌​‌‍‌‌‌​‍​‌‍‌‌‌‍​‌‌‍‌​‌‍‌‌‌ ​‍​‍‌‍‌ ‌​‌ ‍‌‌ ​​‌‍‌‌​ ‌‌‍‍​‌‍‌‌‌‍​‌‌‍‌​‌‍‌‌‌ ​‍​‍‌‍‌ ​​‌‍​‌‌ ‌​‌‍‍​​ ‌‌‍‌ ‌‍‌‌‌ ‌​‌‌​ ‌ ‌​‌‍​‌‌ ​‍‌ ‌​‌‍‌‌‌‍‌​‌​ ‌‌‍‌‌‌‍ ‍‌ ‌‌​‍ ‍‌‍​‍‌ ‌​‌‍ ‍‌‌‌​‌‍‌‌‌ ‍​‌ ‌​​‍‌‍‌ ​​‌‍‌‌‌ ​‍‌ ​ ‌ ​​‌‍‌‌‌‍​ ‌ ‌​‌‍‍‌‌ ‌‍‌‍‌‌​ ‌‌ ​​‌ ‌‌‌‍​‍‌‍ ​‌‍‍‌‌ ​ ‌‍‍​‌‍‌‌‌‍‌​​‍​‍‌ ‌
Programs​​​​‌ ‍ ​‍​‍‌‍ ‌ ​‍‌‍‍‌‌‍‌ ‌‍‍‌‌‍ ‍​‍​‍​ ‍‍​‍​‍‌ ​ ‌‍​‌‌‍ ‍‌‍‍‌‌ ‌​‌ ‍‌​‍ ‍‌‍‍‌‌‍ ​‍​‍​‍ ​​‍​‍‌‍‍​‌ ​‍‌‍‌‌‌‍‌‍​‍​‍​ ‍‍​‍​‍‌‍‍​‌ ‌​‌ ‌​‌ ​​​ ‍‍​‍ ​‍ ‌‍ ​‌‍ ‌‍​ ‌‍​‌‌‍ ​‌‍‍​‌‍ ‌ ​ ‌ ‌​​ ‍‍​ ​ ​ ​ ​ ​ ​ ​ ​‍ ‌‍‍‌‌‍ ‍‌ ‌​‌‍‌‌‌‍ ‍‌ ‌​​‍ ‌‍‌‌‌‍‌​‌‍‍‌‌ ‌​​‍ ‌‍ ‌‌‍ ‌‍‌​‌‍‌‌​ ‌‌ ​​‌ ​‍‌‍‌‌‌ ​ ‌‍‌‌‌‍ ‍‌ ‌​‌‍​‌‌ ‌​‌‍‍‌‌‍ ‌‍ ‍​ ‍ ‌‍‍‌‌‍‌​​ ‌‌ ​ ‌‍‍‌‌ ‌​‌‍‌‌‌​‍​‌‍‌‌‌‍​‌‌‍‌​‌‍‌‌‌ ​‍​ ‍ ‌ ‌​‌ ‍‌‌ ​​‌‍‌‌​ ‌‌‍‍​‌‍‌‌‌‍​‌‌‍‌​‌‍‌‌‌ ​‍​ ‍ ‌ ​​‌‍​‌‌ ‌​‌‍‍​​ ‌‌‍ ​‌‍‌‌‌‍‌‍‌ ‌​‌​ ‌‌‍‌‌‌‍ ‍‌ ‌‌‌ ​ ​‍‌‌​ ‌‌‌​​‍‌‌ ‌‍‍ ‌‍‌‌‌ ‍‌​‍‌‌​ ​ ‌​‌​​‍‌‌​ ​ ‌​‌​​‍‌‌​ ​‍​ ​‍​ ​ ‌‍‌​​ ‌​​ ​‌‌‍‌‌​ ‌​​ ​​​ ‌​‌‍‌‌‌‍‌​​ ​​​ ​​​‍‌‌​ ​‍​ ​‍​‍‌‌​ ‌‌‌​‌​​‍ ‍‌ ‌​‌‍‌‌‌ ‍​‌ ‌​​ ‌‍​‍‌‍​‌‌ ​ ‌‍‌‌‌‌‌‌‌ ​‍‌‍ ​​ ‌‌‍‍​‌ ‌​‌ ‌​‌ ​​​‍‌‌​ ​ ‌​​‌​‍‌‌​ ​‍‌​‌‍​‍‌‌​ ​‍‌​‌‍‌‍ ​‌‍ ‌‍​ ‌‍​‌‌‍ ​‌‍‍​‌‍ ‌ ​ ‌ ‌​​‍‌‌​ ​ ‌​​‌​ ​ ​ ​ ​ ​ ​ ​ ​‍‌‍‌‍‍‌‌‍‌​​ ‌‌ ​ ‌‍‍‌‌ ‌​‌‍‌‌‌​‍​‌‍‌‌‌‍​‌‌‍‌​‌‍‌‌‌ ​‍​‍‌‍‌ ‌​‌ ‍‌‌ ​​‌‍‌‌​ ‌‌‍‍​‌‍‌‌‌‍​‌‌‍‌​‌‍‌‌‌ ​‍​‍‌‍‌ ​​‌‍​‌‌ ‌​‌‍‍​​ ‌‌‍ ​‌‍‌‌‌‍‌‍‌ ‌​‌​ ‌‌‍‌‌‌‍ ‍‌ ‌‌‌ ​ ​‍‌‌​ ‌‌‌​​‍‌‌ ‌‍‍ ‌‍‌‌‌ ‍‌​‍‌‌​ ​ ‌​‌​​‍‌‌​ ​ ‌​‌​​‍‌‌​ ​‍​ ​‍​ ​ ‌‍‌​​ ‌​​ ​‌‌‍‌‌​ ‌​​ ​​​ ‌​‌‍‌‌‌‍‌​​ ​​​ ​​​‍‌‌​ ​‍​ ​‍​‍‌‌​ ‌‌‌​‌​​‍ ‍‌ ‌​‌‍‌‌‌ ‍​‌ ‌​​‍‌‍‌ ​​‌‍‌‌‌ ​‍‌ ​ ‌ ​​‌‍‌‌‌‍​ ‌ ‌​‌‍‍‌‌ ‌‍‌‍‌‌​ ‌‌ ​​‌ ‌‌‌‍​‍‌‍ ​‌‍‍‌‌ ​ ‌‍‍​‌‍‌‌‌‍‌​​‍​‍‌ ‌
Resources​​​​‌ ‍ ​‍​‍‌‍ ‌ ​‍‌‍‍‌‌‍‌ ‌‍‍‌‌‍ ‍​‍​‍​ ‍‍​‍​‍‌ ​ ‌‍​‌‌‍ ‍‌‍‍‌‌ ‌​‌ ‍‌​‍ ‍‌‍‍‌‌‍ ​‍​‍​‍ ​​‍​‍‌‍‍​‌ ​‍‌‍‌‌‌‍‌‍​‍​‍​ ‍‍​‍​‍‌‍‍​‌ ‌​‌ ‌​‌ ​​​ ‍‍​‍ ​‍ ‌‍ ​‌‍ ‌‍​ ‌‍​‌‌‍ ​‌‍‍​‌‍ ‌ ​ ‌ ‌​​ ‍‍​ ​ ​ ​ ​ ​ ​ ​ ​‍ ‌‍‍‌‌‍ ‍‌ ‌​‌‍‌‌‌‍ ‍‌ ‌​​‍ ‌‍‌‌‌‍‌​‌‍‍‌‌ ‌​​‍ ‌‍ ‌‌‍ ‌‍‌​‌‍‌‌​ ‌‌ ​​‌ ​‍‌‍‌‌‌ ​ ‌‍‌‌‌‍ ‍‌ ‌​‌‍​‌‌ ‌​‌‍‍‌‌‍ ‌‍ ‍​ ‍ ‌‍‍‌‌‍‌​​ ‌‌ ​ ‌‍‍‌‌ ‌​‌‍‌‌‌​‍​‌‍‌‌‌‍​‌‌‍‌​‌‍‌‌‌ ​‍​ ‍ ‌ ‌​‌ ‍‌‌ ​​‌‍‌‌​ ‌‌‍‍​‌‍‌‌‌‍​‌‌‍‌​‌‍‌‌‌ ​‍​ ‍ ‌ ​​‌‍​‌‌ ‌​‌‍‍​​ ‌‌‍ ​‌‍‌‌‌‍‌‍‌ ‌​‌​ ‌‌‍‌‌‌‍ ‍‌ ‌‌‌ ​ ​‍‌‌​ ‌‌‌​​‍‌‌ ‌‍‍ ‌‍‌‌‌ ‍‌​‍‌‌​ ​ ‌​‌​​‍‌‌​ ​ ‌​‌​​‍‌‌​ ​‍​ ​‍‌‍‌‍‌‍‌‍​ ‌​​ ‌‌‌‍‌‌​ ​ ‌‍‌‌‌‍​‌‌‍​ ​ ‍‌‌‍​ ​ ‍‌​‍‌‌​ ​‍​ ​‍​‍‌‌​ ‌‌‌​‌​​‍ ‍‌ ‌​‌‍‌‌‌ ‍​‌ ‌​​ ‌‍​‍‌‍​‌‌ ​ ‌‍‌‌‌‌‌‌‌ ​‍‌‍ ​​ ‌‌‍‍​‌ ‌​‌ ‌​‌ ​​​‍‌‌​ ​ ‌​​‌​‍‌‌​ ​‍‌​‌‍​‍‌‌​ ​‍‌​‌‍‌‍ ​‌‍ ‌‍​ ‌‍​‌‌‍ ​‌‍‍​‌‍ ‌ ​ ‌ ‌​​‍‌‌​ ​ ‌​​‌​ ​ ​ ​ ​ ​ ​ ​ ​‍‌‍‌‍‍‌‌‍‌​​ ‌‌ ​ ‌‍‍‌‌ ‌​‌‍‌‌‌​‍​‌‍‌‌‌‍​‌‌‍‌​‌‍‌‌‌ ​‍​‍‌‍‌ ‌​‌ ‍‌‌ ​​‌‍‌‌​ ‌‌‍‍​‌‍‌‌‌‍​‌‌‍‌​‌‍‌‌‌ ​‍​‍‌‍‌ ​​‌‍​‌‌ ‌​‌‍‍​​ ‌‌‍ ​‌‍‌‌‌‍‌‍‌ ‌​‌​ ‌‌‍‌‌‌‍ ‍‌ ‌‌‌ ​ ​‍‌‌​ ‌‌‌​​‍‌‌ ‌‍‍ ‌‍‌‌‌ ‍‌​‍‌‌​ ​ ‌​‌​​‍‌‌​ ​ ‌​‌​​‍‌‌​ ​‍​ ​‍‌‍‌‍‌‍‌‍​ ‌​​ ‌‌‌‍‌‌​ ​ ‌‍‌‌‌‍​‌‌‍​ ​ ‍‌‌‍​ ​ ‍‌​‍‌‌​ ​‍​ ​‍​‍‌‌​ ‌‌‌​‌​​‍ ‍‌ ‌​‌‍‌‌‌ ‍​‌ ‌​​‍‌‍‌ ​​‌‍‌‌‌ ​‍‌ ​ ‌ ​​‌‍‌‌‌‍​ ‌ ‌​‌‍‍‌‌ ‌‍‌‍‌‌​ ‌‌ ​​‌ ‌‌‌‍​‍‌‍ ​‌‍‍‌‌ ​ ‌‍‍​‌‍‌‌‌‍‌​​‍​‍‌ ‌
About​​​​‌ ‍ ​‍​‍‌‍ ‌ ​‍‌‍‍‌‌‍‌ ‌‍‍‌‌‍ ‍​‍​‍​ ‍‍​‍​‍‌ ​ ‌‍​‌‌‍ ‍‌‍‍‌‌ ‌​‌ ‍‌​‍ ‍‌‍‍‌‌‍ ​‍​‍​‍ ​​‍​‍‌‍‍​‌ ​‍‌‍‌‌‌‍‌‍​‍​‍​ ‍‍​‍​‍‌‍‍​‌ ‌​‌ ‌​‌ ​​​ ‍‍​‍ ​‍ ‌‍ ​‌‍ ‌‍​ ‌‍​‌‌‍ ​‌‍‍​‌‍ ‌ ​ ‌ ‌​​ ‍‍​ ​ ​ ​ ​ ​ ​ ​ ​‍ ‌‍‍‌‌‍ ‍‌ ‌​‌‍‌‌‌‍ ‍‌ ‌​​‍ ‌‍‌‌‌‍‌​‌‍‍‌‌ ‌​​‍ ‌‍ ‌‌‍ ‌‍‌​‌‍‌‌​ ‌‌ ​​‌ ​‍‌‍‌‌‌ ​ ‌‍‌‌‌‍ ‍‌ ‌​‌‍​‌‌ ‌​‌‍‍‌‌‍ ‌‍ ‍​ ‍ ‌‍‍‌‌‍‌​​ ‌‌ ​ ‌‍‍‌‌ ‌​‌‍‌‌‌​‍​‌‍‌‌‌‍​‌‌‍‌​‌‍‌‌‌ ​‍​ ‍ ‌ ‌​‌ ‍‌‌ ​​‌‍‌‌​ ‌‌‍‍​‌‍‌‌‌‍​‌‌‍‌​‌‍‌‌‌ ​‍​ ‍ ‌ ​​‌‍​‌‌ ‌​‌‍‍​​ ‌‌ ​‍‌‍‍‌‌‍‌ ‌‍‍​‌ ‌​‌​ ‌‌‍‌‌‌‍ ‍‌ ‌‌‌ ​ ​‍‌‌​ ‌‌‌​​‍‌‌ ‌‍‍ ‌‍‌‌‌ ‍‌​‍‌‌​ ​ ‌​‌​​‍‌‌​ ​ ‌​‌​​‍‌‌​ ​‍​ ​‍​ ​‌​ ‌​​ ​ ‌‍​ ​ ‌‍‌‍​ ​ ‌ ​ ‌ ‌‍​‌‌‍‌‍​ ‌‍‌‍‌​​‍‌‌​ ​‍​ ​‍​‍‌‌​ ‌‌‌​‌​​‍ ‍‌ ‌​‌‍‌‌‌ ‍​‌ ‌​​ ‌‍​‍‌‍​‌‌ ​ ‌‍‌‌‌‌‌‌‌ ​‍‌‍ ​​ ‌‌‍‍​‌ ‌​‌ ‌​‌ ​​​‍‌‌​ ​ ‌​​‌​‍‌‌​ ​‍‌​‌‍​‍‌‌​ ​‍‌​‌‍‌‍ ​‌‍ ‌‍​ ‌‍​‌‌‍ ​‌‍‍​‌‍ ‌ ​ ‌ ‌​​‍‌‌​ ​ ‌​​‌​ ​ ​ ​ ​ ​ ​ ​ ​‍‌‍‌‍‍‌‌‍‌​​ ‌‌ ​ ‌‍‍‌‌ ‌​‌‍‌‌‌​‍​‌‍‌‌‌‍​‌‌‍‌​‌‍‌‌‌ ​‍​‍‌‍‌ ‌​‌ ‍‌‌ ​​‌‍‌‌​ ‌‌‍‍​‌‍‌‌‌‍​‌‌‍‌​‌‍‌‌‌ ​‍​‍‌‍‌ ​​‌‍​‌‌ ‌​‌‍‍​​ ‌‌ ​‍‌‍‍‌‌‍‌ ‌‍‍​‌ ‌​‌​ ‌‌‍‌‌‌‍ ‍‌ ‌‌‌ ​ ​‍‌‌​ ‌‌‌​​‍‌‌ ‌‍‍ ‌‍‌‌‌ ‍‌​‍‌‌​ ​ ‌​‌​​‍‌‌​ ​ ‌​‌​​‍‌‌​ ​‍​ ​‍​ ​‌​ ‌​​ ​ ‌‍​ ​ ‌‍‌‍​ ​ ‌ ​ ‌ ‌‍​‌‌‍‌‍​ ‌‍‌‍‌​​‍‌‌​ ​‍​ ​‍​‍‌‌​ ‌‌‌​‌​​‍ ‍‌ ‌​‌‍‌‌‌ ‍​‌ ‌​​‍‌‍‌ ​​‌‍‌‌‌ ​‍‌ ​ ‌ ​​‌‍‌‌‌‍​ ‌ ‌​‌‍‍‌‌ ‌‍‌‍‌‌​ ‌‌ ​​‌ ‌‌‌‍​‍‌‍ ​‌‍‍‌‌ ​ ‌‍‍​‌‍‌‌‌‍‌​​‍​‍‌ ‌
Calendar​​​​‌ ‍ ​‍​‍‌‍ ‌ ​‍‌‍‍‌‌‍‌ ‌‍‍‌‌‍ ‍​‍​‍​ ‍‍​‍​‍‌ ​ ‌‍​‌‌‍ ‍‌‍‍‌‌ ‌​‌ ‍‌​‍ ‍‌‍‍‌‌‍ ​‍​‍​‍ ​​‍​‍‌‍‍​‌ ​‍‌‍‌‌‌‍‌‍​‍​‍​ ‍‍​‍​‍‌‍‍​‌ ‌​‌ ‌​‌ ​​​ ‍‍​‍ ​‍ ‌‍ ​‌‍ ‌‍​ ‌‍​‌‌‍ ​‌‍‍​‌‍ ‌ ​ ‌ ‌​​ ‍‍​ ​ ​ ​ ​ ​ ​ ​ ​‍ ‌‍‍‌‌‍ ‍‌ ‌​‌‍‌‌‌‍ ‍‌ ‌​​‍ ‌‍‌‌‌‍‌​‌‍‍‌‌ ‌​​‍ ‌‍ ‌‌‍ ‌‍‌​‌‍‌‌​ ‌‌ ​​‌ ​‍‌‍‌‌‌ ​ ‌‍‌‌‌‍ ‍‌ ‌​‌‍​‌‌ ‌​‌‍‍‌‌‍ ‌‍ ‍​ ‍ ‌‍‍‌‌‍‌​​ ‌‌ ​ ‌‍‍‌‌ ‌​‌‍‌‌‌​‍​‌‍‌‌‌‍​‌‌‍‌​‌‍‌‌‌ ​‍​ ‍ ‌ ‌​‌ ‍‌‌ ​​‌‍‌‌​ ‌‌‍‍​‌‍‌‌‌‍​‌‌‍‌​‌‍‌‌‌ ​‍​ ‍ ‌ ​​‌‍​‌‌ ‌​‌‍‍​​ ‌‌ ​‍‌‍‍‌‌‍‌ ‌‍‍​‌ ‌​‌​ ‌‌‍‌‌‌‍ ‍‌ ‌‌‌ ​ ​‍‌‌​ ‌‌‌​​‍‌‌ ‌‍‍ ‌‍‌‌‌ ‍‌​‍‌‌​ ​ ‌​‌​​‍‌‌​ ​ ‌​‌​​‍‌‌​ ​‍​ ​‍​ ‍​​ ​‌​ ​‍​ ‌ ​ ​​​ ​‍​ ​‍‌‍‌‍​ ‌​​ ‍​​ ​‍​ ​​​‍‌‌​ ​‍​ ​‍​‍‌‌​ ‌‌‌​‌​​‍ ‍‌ ‌​‌‍‌‌‌ ‍​‌ ‌​​ ‌‍​‍‌‍​‌‌ ​ ‌‍‌‌‌‌‌‌‌ ​‍‌‍ ​​ ‌‌‍‍​‌ ‌​‌ ‌​‌ ​​​‍‌‌​ ​ ‌​​‌​‍‌‌​ ​‍‌​‌‍​‍‌‌​ ​‍‌​‌‍‌‍ ​‌‍ ‌‍​ ‌‍​‌‌‍ ​‌‍‍​‌‍ ‌ ​ ‌ ‌​​‍‌‌​ ​ ‌​​‌​ ​ ​ ​ ​ ​ ​ ​ ​‍‌‍‌‍‍‌‌‍‌​​ ‌‌ ​ ‌‍‍‌‌ ‌​‌‍‌‌‌​‍​‌‍‌‌‌‍​‌‌‍‌​‌‍‌‌‌ ​‍​‍‌‍‌ ‌​‌ ‍‌‌ ​​‌‍‌‌​ ‌‌‍‍​‌‍‌‌‌‍​‌‌‍‌​‌‍‌‌‌ ​‍​‍‌‍‌ ​​‌‍​‌‌ ‌​‌‍‍​​ ‌‌ ​‍‌‍‍‌‌‍‌ ‌‍‍​‌ ‌​‌​ ‌‌‍‌‌‌‍ ‍‌ ‌‌‌ ​ ​‍‌‌​ ‌‌‌​​‍‌‌ ‌‍‍ ‌‍‌‌‌ ‍‌​‍‌‌​ ​ ‌​‌​​‍‌‌​ ​ ‌​‌​​‍‌‌​ ​‍​ ​‍​ ‍​​ ​‌​ ​‍​ ‌ ​ ​​​ ​‍​ ​‍‌‍‌‍​ ‌​​ ‍​​ ​‍​ ​​​‍‌‌​ ​‍​ ​‍​‍‌‌​ ‌‌‌​‌​​‍ ‍‌ ‌​‌‍‌‌‌ ‍​‌ ‌​​‍‌‍‌ ​​‌‍‌‌‌ ​‍‌ ​ ‌ ​​‌‍‌‌‌‍​ ‌ ‌​‌‍‍‌‌ ‌‍‌‍‌‌​ ‌‌ ​​‌ ‌‌‌‍​‍‌‍ ​‌‍‍‌‌ ​ ‌‍‍​‌‍‌‌‌‍‌​​‍​‍‌ ‌
Support​​​​‌ ‍ ​‍​‍‌‍ ‌ ​‍‌‍‍‌‌‍‌ ‌‍‍‌‌‍ ‍​‍​‍​ ‍‍​‍​‍‌ ​ ‌‍​‌‌‍ ‍‌‍‍‌‌ ‌​‌ ‍‌​‍ ‍‌‍‍‌‌‍ ​‍​‍​‍ ​​‍​‍‌‍‍​‌ ​‍‌‍‌‌‌‍‌‍​‍​‍​ ‍‍​‍​‍‌‍‍​‌ ‌​‌ ‌​‌ ​​​ ‍‍​‍ ​‍ ‌‍ ​‌‍ ‌‍​ ‌‍​‌‌‍ ​‌‍‍​‌‍ ‌ ​ ‌ ‌​​ ‍‍​ ​ ​ ​ ​ ​ ​ ​ ​‍ ‌‍‍‌‌‍ ‍‌ ‌​‌‍‌‌‌‍ ‍‌ ‌​​‍ ‌‍‌‌‌‍‌​‌‍‍‌‌ ‌​​‍ ‌‍ ‌‌‍ ‌‍‌​‌‍‌‌​ ‌‌ ​​‌ ​‍‌‍‌‌‌ ​ ‌‍‌‌‌‍ ‍‌ ‌​‌‍​‌‌ ‌​‌‍‍‌‌‍ ‌‍ ‍​ ‍ ‌‍‍‌‌‍‌​​ ‌‌ ​ ‌‍‍‌‌ ‌​‌‍‌‌‌​‍​‌‍‌‌‌‍​‌‌‍‌​‌‍‌‌‌ ​‍​ ‍ ‌ ‌​‌ ‍‌‌ ​​‌‍‌‌​ ‌‌‍‍​‌‍‌‌‌‍​‌‌‍‌​‌‍‌‌‌ ​‍​ ‍ ‌ ​​‌‍​‌‌ ‌​‌‍‍​​ ‌‌ ​‍‌‍‍‌‌‍‌ ‌‍‍​‌ ‌​‌​ ‌‌‍‌‌‌‍ ‍‌ ‌‌‌ ​ ​‍‌‌​ ‌‌‌​​‍‌‌ ‌‍‍ ‌‍‌‌‌ ‍‌​‍‌‌​ ​ ‌​‌​​‍‌‌​ ​ ‌​‌​​‍‌‌​ ​‍​ ​‍​ ‍​​ ​‍​ ‌ ‌‍‌‌​ ​‌‌‍​‍‌‍‌​​ ‍‌​ ‌​‌‍​ ​ ‌ ​ ‌ ​‍‌‌​ ​‍​ ​‍​‍‌‌​ ‌‌‌​‌​​‍ ‍‌ ‌​‌‍‌‌‌ ‍​‌ ‌​​ ‌‍​‍‌‍​‌‌ ​ ‌‍‌‌‌‌‌‌‌ ​‍‌‍ ​​ ‌‌‍‍​‌ ‌​‌ ‌​‌ ​​​‍‌‌​ ​ ‌​​‌​‍‌‌​ ​‍‌​‌‍​‍‌‌​ ​‍‌​‌‍‌‍ ​‌‍ ‌‍​ ‌‍​‌‌‍ ​‌‍‍​‌‍ ‌ ​ ‌ ‌​​‍‌‌​ ​ ‌​​‌​ ​ ​ ​ ​ ​ ​ ​ ​‍‌‍‌‍‍‌‌‍‌​​ ‌‌ ​ ‌‍‍‌‌ ‌​‌‍‌‌‌​‍​‌‍‌‌‌‍​‌‌‍‌​‌‍‌‌‌ ​‍​‍‌‍‌ ‌​‌ ‍‌‌ ​​‌‍‌‌​ ‌‌‍‍​‌‍‌‌‌‍​‌‌‍‌​‌‍‌‌‌ ​‍​‍‌‍‌ ​​‌‍​‌‌ ‌​‌‍‍​​ ‌‌ ​‍‌‍‍‌‌‍‌ ‌‍‍​‌ ‌​‌​ ‌‌‍‌‌‌‍ ‍‌ ‌‌‌ ​ ​‍‌‌​ ‌‌‌​​‍‌‌ ‌‍‍ ‌‍‌‌‌ ‍‌​‍‌‌​ ​ ‌​‌​​‍‌‌​ ​ ‌​‌​​‍‌‌​ ​‍​ ​‍​ ‍​​ ​‍​ ‌ ‌‍‌‌​ ​‌‌‍​‍‌‍‌​​ ‍‌​ ‌​‌‍​ ​ ‌ ​ ‌ ​‍‌‌​ ​‍​ ​‍​‍‌‌​ ‌‌‌​‌​​‍ ‍‌ ‌​‌‍‌‌‌ ‍​‌ ‌​​‍‌‍‌ ​​‌‍‌‌‌ ​‍‌ ​ ‌ ​​‌‍‌‌‌‍​ ‌ ‌​‌‍‍‌‌ ‌‍‌‍‌‌​ ‌‌ ​​‌ ‌‌‌‍​‍‌‍ ​‌‍‍‌‌ ​ ‌‍‍​‌‍‌‌‌‍‌​​‍​‍‌ ‌
Open search modal
Open menu
CalendarWebinar
SuSI Program Solar Installer
Training